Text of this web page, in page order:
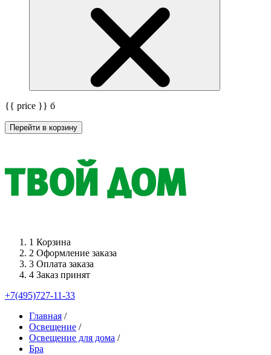
{{ price }} б
Перейти в корзину
1 Корзина
2 Оформление заказа
3 Оплата заказа
4 Заказ принят
+7(495)727-11-33
Главная /
Освещение /
Освещение для дома /
Бра